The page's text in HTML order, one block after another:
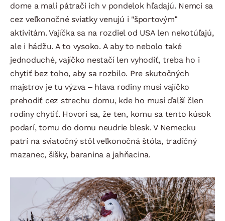
dome a malí pátrači ich v pondelok hľadajú. Nemci sa
cez veľkonočné sviatky venujú i "športovým“
aktivitám. Vajíčka sa na rozdiel od USA len nekotúľajú,
ale i hádžu. A to vysoko. A aby to nebolo také
jednoduché, vajíčko nestačí len vyhodiť, treba ho i
chytiť bez toho, aby sa rozbilo. Pre skutočných
majstrov je tu výzva – hlava rodiny musí vajíčko
prehodiť cez strechu domu, kde ho musí ďalší člen
rodiny chytiť. Hovorí sa, že ten, komu sa tento kúsok
podarí, tomu do domu neudrie blesk. V Nemecku
patrí na sviatočný stôl veľkonočná štóla, tradičný
mazanec, šišky, baranina a jahňacina.